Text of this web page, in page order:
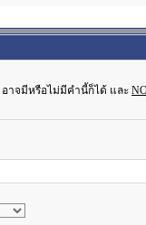
อาจมีหรือไม่มีคำนี้ก็ได้ และ